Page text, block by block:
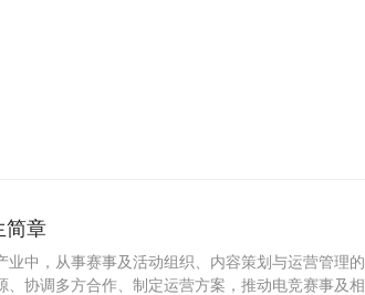
简章
业中，从事赛事及活动组织、内容策划与运营管理的
、协调多方合作、制定运营方案，推动电竞赛事及相